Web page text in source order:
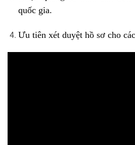
quốc gia.
Ưu tiên xét duyệt hồ sơ cho